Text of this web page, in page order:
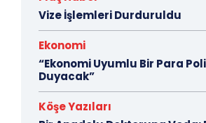
Vize İşlemleri Durduruldu
Ekonomi
“Ekonomi Uyumlu Bir Para
Duyacak”
Köşe Yazıları